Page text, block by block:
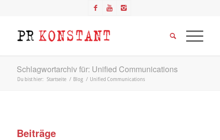
Schlagwortarchiv für: Unified Communications
Du bist hier: Startseite / Blog / Unified Communications
Beiträge